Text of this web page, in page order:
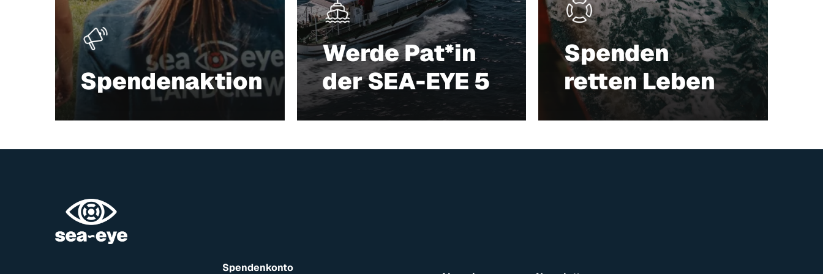
Spendenaktion
Werde Pat*in
der SEA-EYE 5
Spenden
retten Leben
Spendenkonto